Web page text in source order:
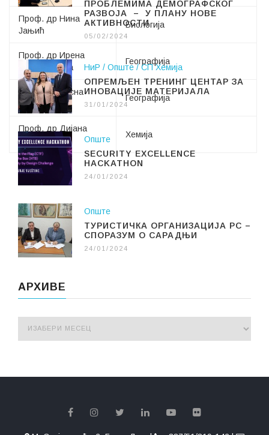
Проф. др Нина
Јањић
Биологија
Проф. др Ирена
Медар Тањга
Географија
Проф. др Весна
Рајчевић
Географија
Проф. др Дијана
Јелић
Хемија
ПРОБЛЕМИМА ДЕМОГРАФСКОГ
РАЗВОЈА – У ПЛАНУ НОВЕ
АКТИВНОСТИ
05/02/2024
НиР Опште
СП Хемија
ОПРЕМЉЕН ТРЕНИНГ ЦЕНТАР ЗА
ИНОВАЦИЈЕ МАТЕРИЈАЛА
31/01/2024
Опште
SECURITY EXCELLENCE
HACKATHON
24/01/2024
Опште
ТУРИСТИЧКА ОРГАНИЗАЦИЈА РС –
СПОРАЗУМ О САРАДЊИ
24/01/2024
АРХИВЕ